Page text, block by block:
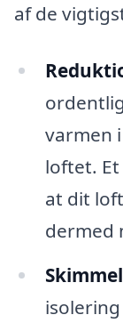
af de
varmen
loftet.
at dit
dermed